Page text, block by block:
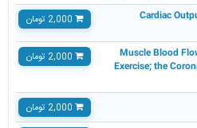
Cardiac
Muscle Blood
Exercise; the